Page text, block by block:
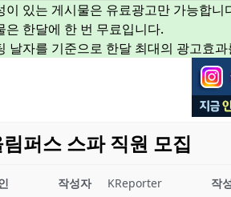
이 있는 게시물은 유료광고만 가능합니
은 한달에 한 번 무료입니다.
날자를 기준으로 한달 최대의 광고효
퍼스 스파 직원 모집
작성자 KReporter 작